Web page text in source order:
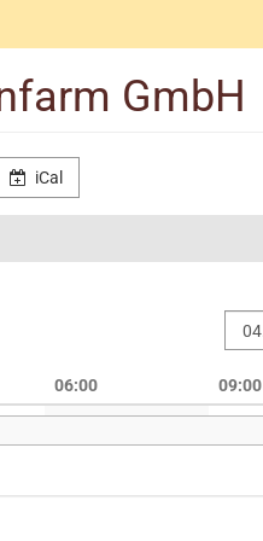
GmbH
iCal
06:00 09:00